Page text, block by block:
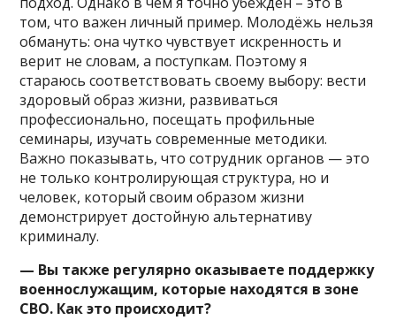
том, что важен личный пример. Молодёжь нельзя
обмануть: она чутко чувствует искренность и
верит не словам, а поступкам. Поэтому я
стараюсь соответствовать своему выбору: вести
здоровый образ жизни, развиваться
профессионально, посещать профильные
семинары, изучать современные методики.
Важно показывать, что сотрудник органов — это
не только контролирующая структура, но и
человек, который своим образом жизни
демонстрирует достойную альтернативу
криминалу.
— Вы также регулярно оказываете поддержку
военнослужащим, которые находятся в зоне
СВО. Как это происходит?